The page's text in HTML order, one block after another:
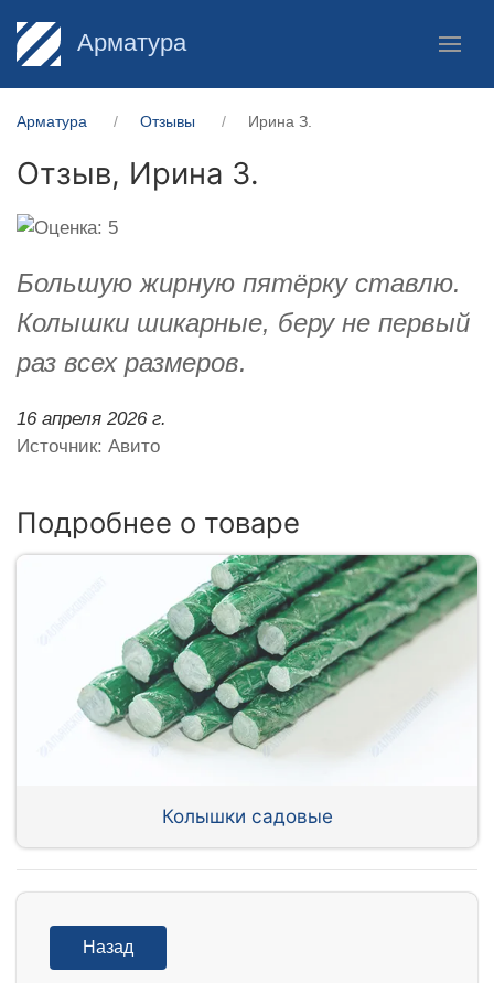
Арматура
Арматура Отзывы Ирина З.
Отзыв, Ирина З.
Большую жирную пятёрку ставлю.
Колышки шикарные, беру не первый
раз всех размеров.
16 апреля 2026 г.
Источник: Авито
Подробнее о товаре
Колышки садовые
Назад